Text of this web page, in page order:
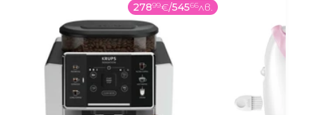
27899€/54566лв.